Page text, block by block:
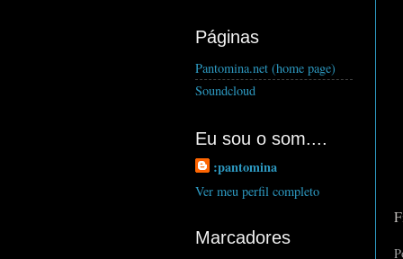
Páginas
Pantomina.net (home page)
Soundcloud
Eu sou o som....
:pantomina
Ver meu perfil completo
Marcadores